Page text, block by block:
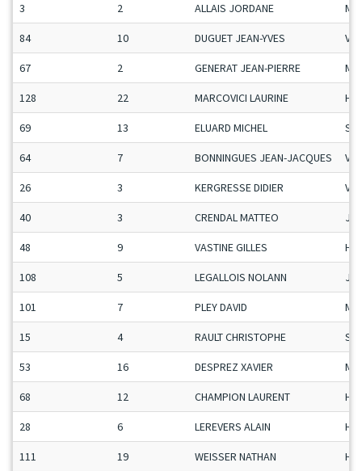
3 2 ALLAIS JORDANE
84 10 DUGUET JEAN-YVES Vet
67 2 GENERAT JEAN-PIERRE
128 22 MARCOVICI LAURINE H-C
69 13 ELUARD MICHEL
64 7 BONNINGUES JEAN-JACQUES Vet
26 3 KERGRESSE DIDIER Vet
40 3 CRENDAL MATTEO Ju-
48 9 VASTINE GILLES H-C
108 5 LEGALLOIS NOLANN Ju-
101 7 PLEY DAVID
15 4 RAULT CHRISTOPHE
53 16 DESPREZ XAVIER
68 12 CHAMPION LAURENT H-C
28 6 LEREVERS ALAIN H-C
111 19 WEISSER NATHAN H-C